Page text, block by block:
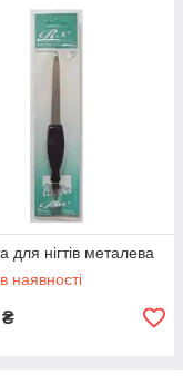
для нігтів металева
наявності
₴